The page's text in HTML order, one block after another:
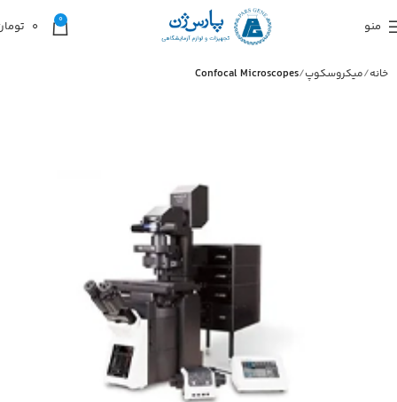
منو 0
0
خانه میکروسکوپ Confocal Microscopes